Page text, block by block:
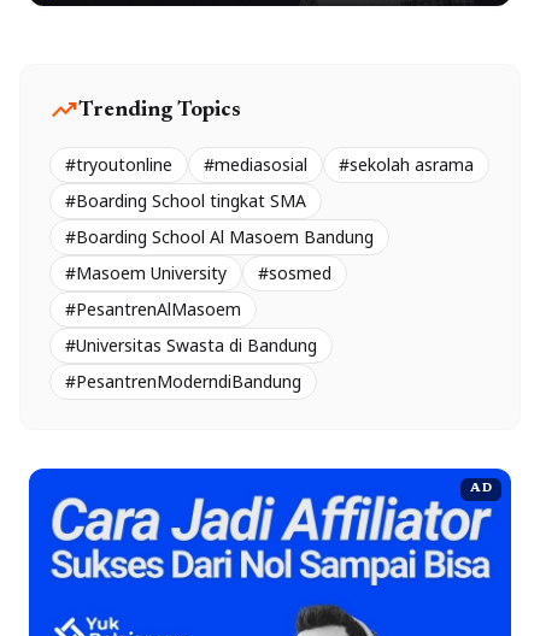
trending_upTrending Topics
#tryoutonline #mediasosial
#sekolah asrama
#Boarding School tingkat SMA
#Boarding School Al Masoem Bandung
#Masoem University
#sosmed
#PesantrenAlMasoem
#Universitas Swasta di Bandung
#PesantrenModerndiBandung
AD